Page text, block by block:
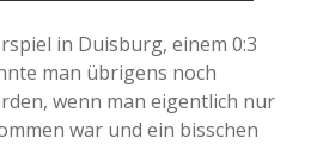
in Duisburg, einem 0:3
man übrigens noch
wenn man eigentlich nur
war und ein bisschen